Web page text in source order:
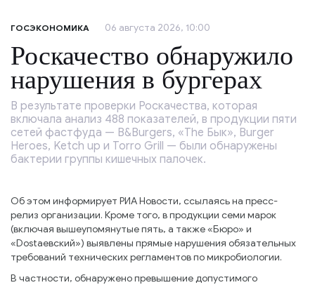
ГОСЭКОНОМИКА 06 августа 2026, 10:00
Роскачество обнаружило
нарушения в бургерах
В результате проверки Роскачества, которая
включала анализ 488 показателей, в продукции пяти
сетей фастфуда — B&Burgers, «The Бык», Burger
Heroes, Ketch up и Torro Grill — были обнаружены
бактерии группы кишечных палочек.
Об этом информирует РИА Новости, ссылаясь на пресс-
релиз организации. Кроме того, в продукции семи марок
(включая вышеупомянутые пять, а также «Бюро» и
«Dostaевский») выявлены прямые нарушения обязательных
требований технических регламентов по микробиологии.
В частности, обнаружено превышение допустимого